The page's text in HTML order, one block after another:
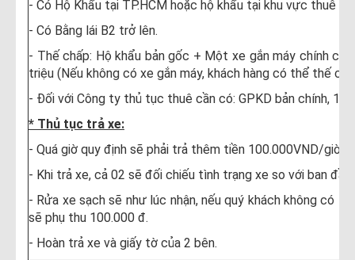
- Có Hộ Khẩu tại TP.HCM hoặc hộ khẩu tại khu vực thuê xe.
- Có Bằng lái B2 trở lên.
- Thế chấp: Hộ khẩu bản gốc + Một xe gắn máy chính
triệu (Nếu không có xe gắn máy, khách hàng có thể thế
- Đối với Công ty thủ tục thuê cần có: GPKD bản chính, 15
* Thủ tục trả xe:
- Quá giờ quy định sẽ phải trả thêm tiền 100.000VND/giờ.
- Khi trả xe, cả 02 sẽ đối chiếu tình trạng xe so với ban
- Rửa xe sạch sẽ như lúc nhận, nếu quý khách không có
sẽ phụ thu 100.000 đ.
- Hoàn trả xe và giấy tờ của 2 bên.